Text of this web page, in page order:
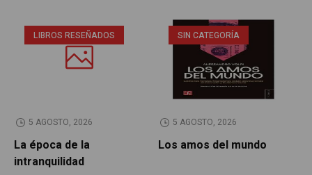
LIBROS RESEÑADOS
5 AGOSTO, 2026
La época de la
intranquilidad
SIN CATEGORÍA
5 AGOSTO, 2026
Los amos del mundo